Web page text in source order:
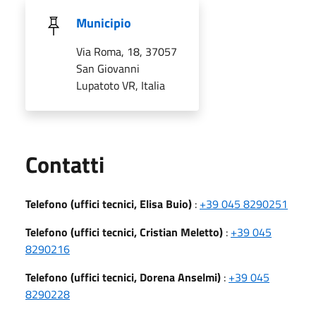
Municipio
Via Roma, 18, 37057
San Giovanni
Lupatoto VR, Italia
Contatti
Telefono (uffici tecnici, Elisa Buio) : +39 045 8290251
Telefono (uffici tecnici, Cristian Meletto) : +39 045
8290216
Telefono (uffici tecnici, Dorena Anselmi) : +39 045
8290228